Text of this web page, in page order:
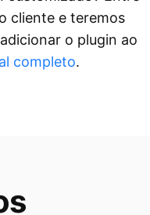
cliente e teremos
o plugin ao
completo.